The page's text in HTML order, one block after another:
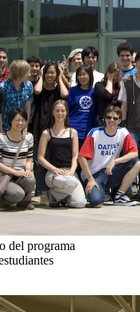
del programa